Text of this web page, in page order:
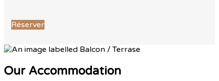
Réserver
Our Accommodation